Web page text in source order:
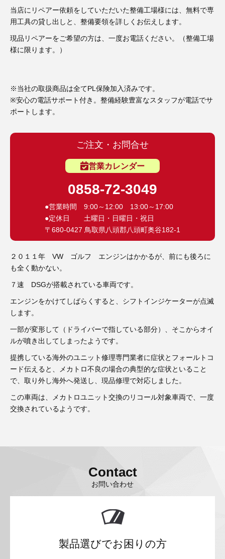
当店にリペアー依頼をしていただいた整備工場様には、無料で専
用工具の貸し出しと、整備要領を詳しくお伝えします。
現品リペアーをご希望の方は、一度お電話ください。（整備工場
様に限ります。）
※当社の取扱商品は全てPL保険加入済みです。
※安心の電話サポート付き。整備経験豊富なスタッフが電話でサ
ポートします。
ご注文・お問合せ
営業カレンダー
0858-72-3049
●営業時間 9:00～12:00 13:00～17:00
●定休日 土曜日・日曜日・祝日
〒680-0427 鳥取県八頭郡八頭町奥谷182-1
２０１１年 VW ゴルフ エンジンはかかるが、前にも後ろに
も全く動かない。
７速 DSGが搭載されている車両です。
エンジンをかけてしばらくすると、シフトインジケーターが点滅
します。
一部が変形して（ドライバーで指している部分）、そこからオイ
ルが噴き出してしまったようです。
提携している海外のユニット修理専門業者に症状とフォールトコ
ード伝えると、メカトロ不良の場合の典型的な症状といること
で、取り外し海外へ発送し、現品修理で対応しました。
この車両は、メカトロユニット交換のリコール対象車両で、一度
交換されているようです。
Contact
お問い合わせ
製品選びでお困りの方